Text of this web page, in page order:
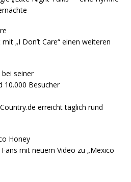
„I Don’t Care“ einen weiteren
erreicht täglich rund
mit neuem Video zu „Mexico